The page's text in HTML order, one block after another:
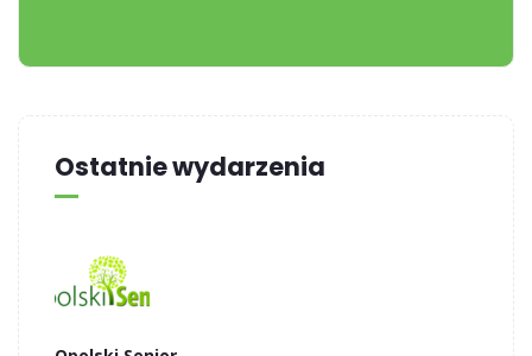
Ostatnie wydarzenia